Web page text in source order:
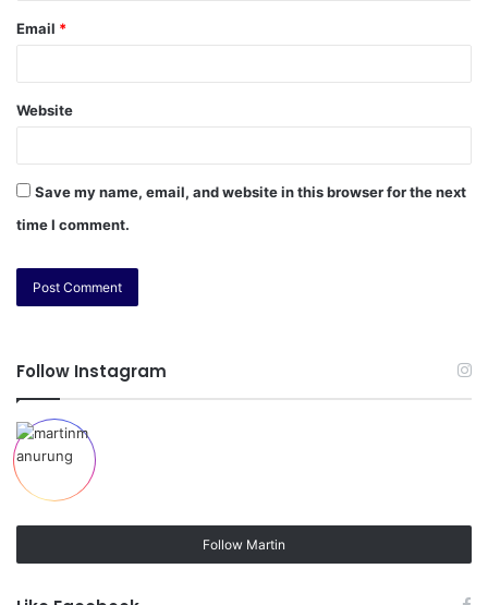
Email *
Website
Save my name, email, and website in this browser for the next
time I comment.
Follow Instagram
Follow Martin